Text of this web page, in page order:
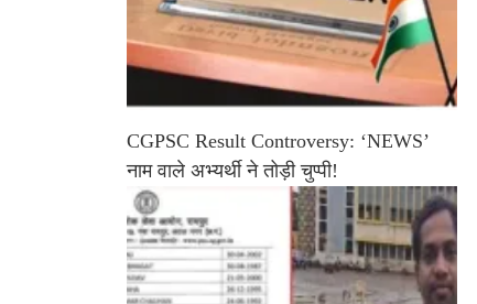
CGPSC Result Controversy: ‘NEWS’
नाम वाले अभ्यर्थी ने तोड़ी चुप्पी!